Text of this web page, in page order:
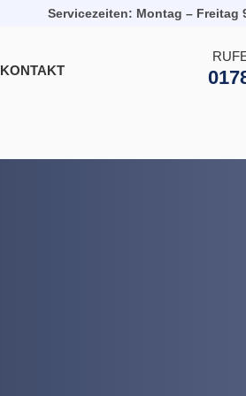
Servicezeiten: Montag – Freitag
KONTAKT